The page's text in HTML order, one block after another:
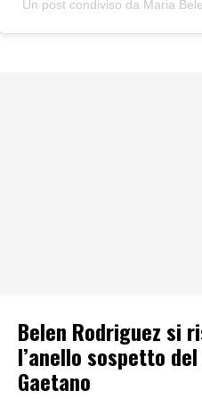
Un post condiviso da Maria
Belen Rodriguez si
l’anello sospetto
Gaetano